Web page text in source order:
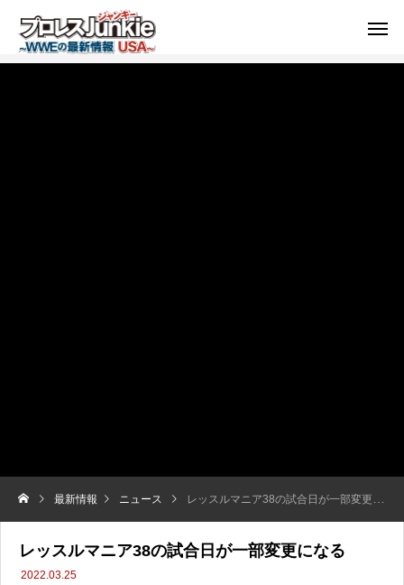
最新情報 ニュース レッスルマニア38の試合日が一部変更になる
レッスルマニア38の試合日が一部変更になる
2022.03.25